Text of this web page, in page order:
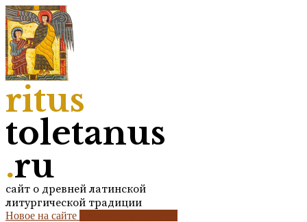
ritus
toletanus
.ru
сайт о древней латинской
литургической традиции
Новое на сайте